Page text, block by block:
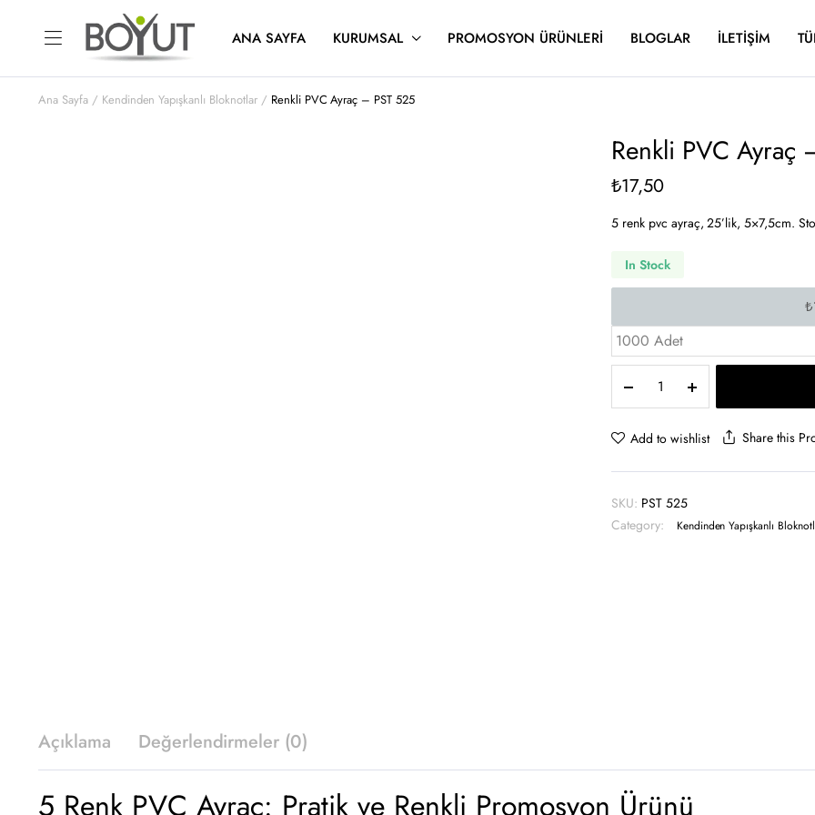
ANA SAYFA KURUMSAL PROMOSYON ÜRÜNLERI BLOGLAR İLETIŞIM
Ana Sayfa Kendinden Yapışkanlı Bloknotlar Renkli PVC Ayraç – PST 525
Renkli PVC Ayraç
₺17,50
5 renk pvc ayraç, 25’lik, 5×7,5cm.
In Stock
1000 Adet
PVC
Ayraç
525
Add to wishlist Share this
SKU: PST 525
Category:
Kendinden Yapışkanlı
Açıklama Değerlendirmeler (0)
5 Renk PVC Ayraç: Pratik ve Renkli Promosyon Ürünü